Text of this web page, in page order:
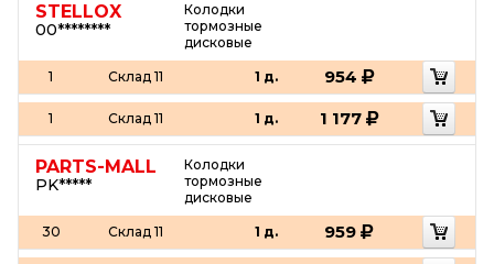
STELLOX
00********
Колодки
тормозные
дисковые
1 Склад 11 1 д. 954
1 Склад 11 1 д. 1 177
PARTS-MALL
PK*****
Колодки
тормозные
дисковые
30 Склад 11 1 д.
959